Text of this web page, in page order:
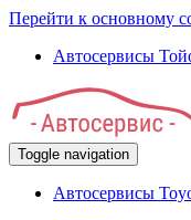
Перейти к основному
Автосервисы
Toggle navigation
Автосервисы